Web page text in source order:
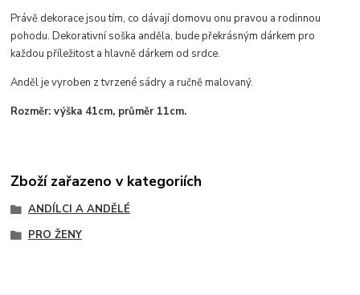
Právě dekorace jsou tím, co dávají domovu onu pravou a rodinnou
pohodu.Dekorativní soška anděla, bude překrásným dárkem pro
každou příležitost a hlavně dárkem od srdce.
Anděl je vyroben z tvrzené sádry a ručně malovaný.
Rozměr: výška 41cm, průměr 11cm.
Zboží zařazeno v kategoriích
ANDÍLCI A ANDĚLÉ
PRO ŽENY